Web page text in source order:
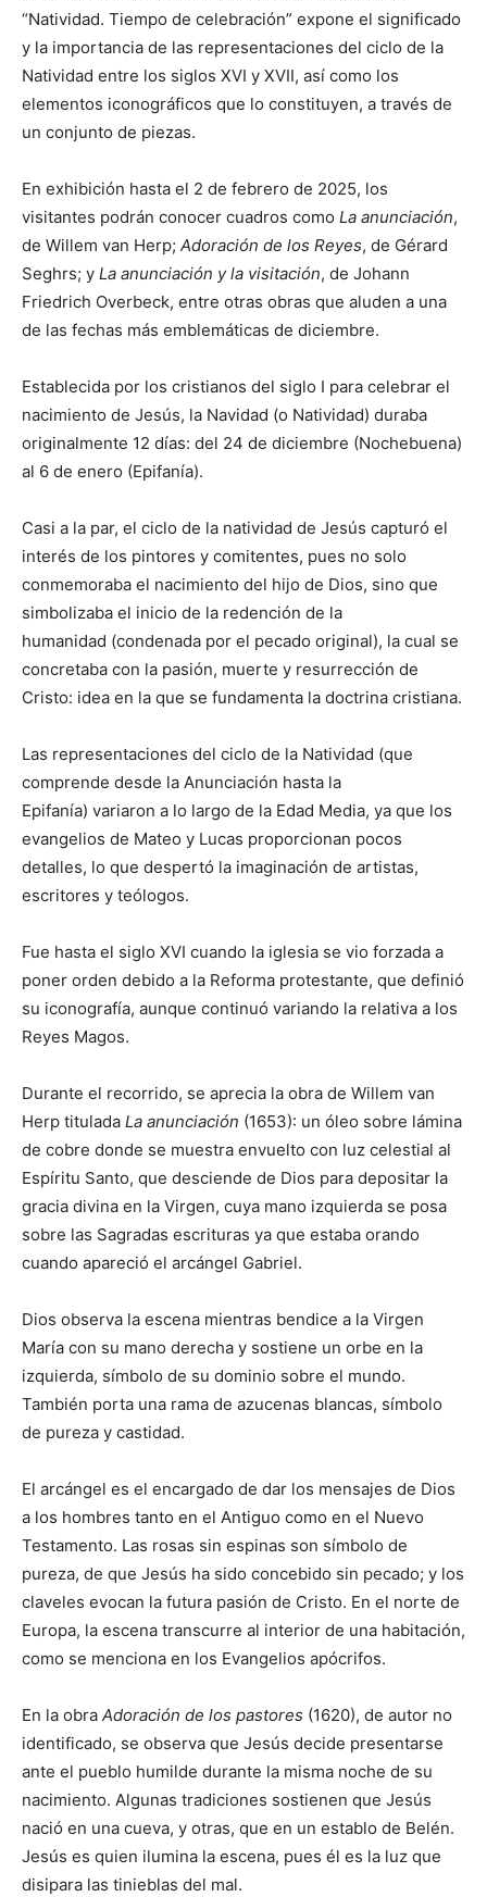
“Natividad. Tiempo de celebración” expone el significado
y la importancia de las representaciones del ciclo de la
Natividad entre los siglos XVI y XVII, así como los
elementos iconográficos que lo constituyen, a través de
un conjunto de piezas.
En exhibición hasta el 2 de febrero de 2025, los
visitantes podrán conocer cuadros como La anunciación,
de Willem van Herp; Adoración de los Reyes, de Gérard
Seghrs; y La anunciación y la visitación, de Johann
Friedrich Overbeck, entre otras obras que aluden a una
de las fechas más emblemáticas de diciembre.
Establecida por los cristianos del siglo I para celebrar el
nacimiento de Jesús, la Navidad (o Natividad) duraba
originalmente 12 días: del 24 de diciembre (Nochebuena)
al 6 de enero (Epifanía).
Casi a la par, el ciclo de la natividad de Jesús capturó el
interés de los pintores y comitentes, pues no solo
conmemoraba el nacimiento del hijo de Dios, sino que
simbolizaba el inicio de la redención de la
humanidad (condenada por el pecado original), la cual se
concretaba con la pasión, muerte y resurrección de
Cristo: idea en la que se fundamenta la doctrina cristiana.
Las representaciones del ciclo de la Natividad (que
comprende desde la Anunciación hasta la
Epifanía) variaron a lo largo de la Edad Media, ya que los
evangelios de Mateo y Lucas proporcionan pocos
detalles, lo que despertó la imaginación de artistas,
escritores y teólogos.
Fue hasta el siglo XVI cuando la iglesia se vio forzada a
poner orden debido a la Reforma protestante, que definió
su iconografía, aunque continuó variando la relativa a los
Reyes Magos.
Durante el recorrido, se aprecia la obra de Willem van
Herp titulada La anunciación (1653): un óleo sobre lámina
de cobre donde se muestra envuelto con luz celestial al
Espíritu Santo, que desciende de Dios para depositar la
gracia divina en la Virgen, cuya mano izquierda se posa
sobre las Sagradas escrituras ya que estaba orando
cuando apareció el arcángel Gabriel.
Dios observa la escena mientras bendice a la Virgen
María con su mano derecha y sostiene un orbe en la
izquierda, símbolo de su dominio sobre el mundo.
También porta una rama de azucenas blancas, símbolo
de pureza y castidad.
El arcángel es el encargado de dar los mensajes de Dios
a los hombres tanto en el Antiguo como en el Nuevo
Testamento. Las rosas sin espinas son símbolo de
pureza, de que Jesús ha sido concebido sin pecado; y los
claveles evocan la futura pasión de Cristo. En el norte de
Europa, la escena transcurre al interior de una habitación,
como se menciona en los Evangelios apócrifos.
En la obra Adoración de los pastores (1620), de autor no
identificado, se observa que Jesús decide presentarse
ante el pueblo humilde durante la misma noche de su
nacimiento. Algunas tradiciones sostienen que Jesús
nació en una cueva, y otras, que en un establo de Belén.
Jesús es quien ilumina la escena, pues él es la luz que
disipara las tinieblas del mal.